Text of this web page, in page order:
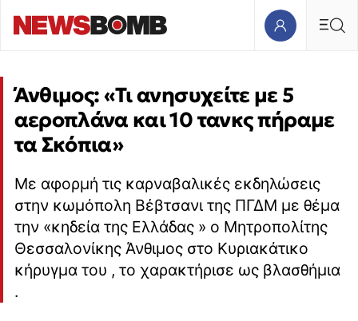
Άνθιμος: «Τι ανησυχείτε με 5
αεροπλάνα και 10 τανκς πήραμε
τα Σκόπια»
Με αφορμή τις καρναβαλικές εκδηλώσεις
στην κωμόπολη Βέβτσανι της ΠΓΔΜ με θέμα
την «κηδεία της Ελλάδας » ο Μητροπολίτης
Θεσσαλονίκης Άνθιμος στο Κυριακάτικο
κήρυγμα του , το χαρακτήρισε ως βλασθήμια
.